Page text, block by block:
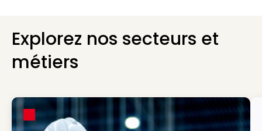
Explorez nos secteurs et
métiers